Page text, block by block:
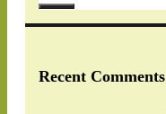
Recent Comments